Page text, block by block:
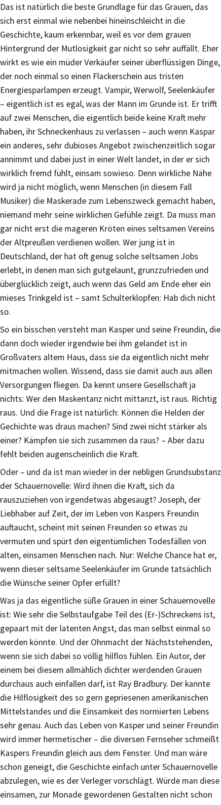
Das ist natürlich die beste Grundlage für das Grauen, das
sich erst einmal wie nebenbei hineinschleicht in die
Geschichte, kaum erkennbar, weil es vor dem grauen
Hintergrund der Mutlosigkeit gar nicht so sehr auffällt. Eher
wirkt es wie ein müder Verkäufer seiner überflüssigen Dinge,
der noch einmal so einen Flackerschein aus tristen
Energiesparlampen erzeugt. Vampir, Werwolf, Seelenkäufer
– eigentlich ist es egal, was der Mann im Grunde ist. Er trifft
auf zwei Menschen, die eigentlich beide keine Kraft mehr
haben, ihr Schneckenhaus zu verlassen – auch wenn Kaspar
ein anderes, sehr dubioses Angebot zwischenzeitlich sogar
annimmt und dabei just in einer Welt landet, in der er sich
wirklich fremd fühlt, einsam sowieso. Denn wirkliche Nähe
wird ja nicht möglich, wenn Menschen (in diesem Fall
Musiker) die Maskerade zum Lebenszweck gemacht haben,
niemand mehr seine wirklichen Gefühle zeigt. Da muss man
gar nicht erst die mageren Kröten eines seltsamen Vereins
der Altpreußen verdienen wollen. Wer jung ist in
Deutschland, der hat oft genug solche seltsamen Jobs
erlebt, in denen man sich gutgelaunt, grunzzufrieden und
überglücklich zeigt, auch wenn das Geld am Ende eher ein
mieses Trinkgeld ist – samt Schulterklopfen: Hab dich nicht
so.
So ein bisschen versteht man Kasper und seine Freundin, die
dann doch wieder irgendwie bei ihm gelandet ist in
Großvaters altem Haus, dass sie da eigentlich nicht mehr
mitmachen wollen. Wissend, dass sie damit auch aus allen
Versorgungen fliegen. Da kennt unsere Gesellschaft ja
nichts: Wer den Maskentanz nicht mittanzt, ist raus. Richtig
raus. Und die Frage ist natürlich: Können die Helden der
Gechichte was draus machen? Sind zwei nicht stärker als
einer? Kämpfen sie sich zusammen da raus? – Aber dazu
fehlt beiden augenscheinlich die Kraft.
Oder – und da ist man wieder in der nebligen Grundsubstanz
der Schauernovelle: Wird ihnen die Kraft, sich da
rauszuziehen von irgendetwas abgesaugt? Joseph, der
Liebhaber auf Zeit, der im Leben von Kaspers Freundin
auftaucht, scheint mit seinen Freunden so etwas zu
vermuten und spürt den eigentümlichen Todesfällen von
alten, einsamen Menschen nach. Nur: Welche Chance hat er,
wenn dieser seltsame Seelenkäufer im Grunde tatsächlich
die Wünsche seiner Opfer erfüllt?
Was ja das eigentliche süße Grauen in einer Schauernovelle
ist: Wie sehr die Selbstaufgabe Teil des (Er-)Schreckens ist,
gepaart mit der latenten Angst, das man selbst einmal so
werden könnte. Und der Ohnmacht der Nächststehenden,
wenn sie sich dabei so völlig hilflos fühlen. Ein Autor, der
einem bei diesem allmählich dichter werdenden Grauen
durchaus auch einfallen darf, ist Ray Bradbury. Der kannte
die Hilflosigkeit des so gern gepriesenen amerikanischen
Mittelstandes und die Einsamkeit des normierten Lebens
sehr genau. Auch das Leben von Kasper und seiner Freundin
wird immer hermetischer – die diversen Fernseher schmeißt
Kaspers Freundin gleich aus dem Fenster. Und man wäre
schon geneigt, die Geschichte einfach unter Schauernovelle
abzulegen, wie es der Verleger vorschlägt. Würde man diese
einsamen, zur Monade gewordenen Gestalten nicht schon